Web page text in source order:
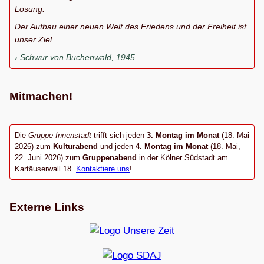
Losung.
Der Aufbau einer neuen Welt des Friedens und der Freiheit ist
unser Ziel.
Schwur von Buchenwald, 1945
Mitmachen!
Die Gruppe Innenstadt trifft sich jeden 3. Montag im Monat (18. Mai
2026) zum Kulturabend und jeden 4. Montag im Monat(18. Mai,
22. Juni 2026) zum Gruppenabend in der Kölner Südstadt am
Kartäuserwall 18. Kontaktiere uns!
Externe Links